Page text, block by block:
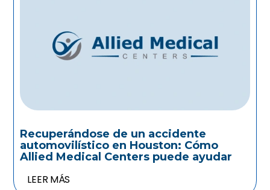
Recuperándose de un accidente
automovilístico en Houston: Cómo
Allied Medical Centers puede ayudar
LEER MÁS